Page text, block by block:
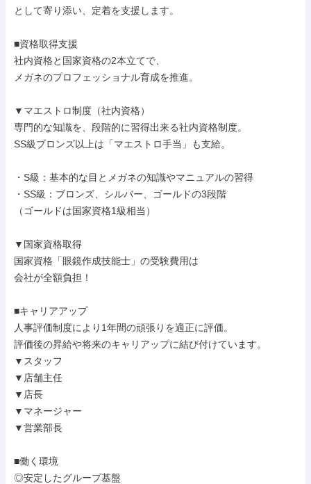
として寄り添い、定着を支援します。
■資格取得支援
社内資格と国家資格の2本立てで、
メガネのプロフェッショナル育成を推進。
▼マエストロ制度（社内資格）
専門的な知識を、段階的に習得出来る社内資格制度。
SS級ブロンズ以上は「マエストロ手当」も支給。
・S級：基本的な目とメガネの知識やマニュアルの習得
・SS級：ブロンズ、シルバー、ゴールドの3段階
（ゴールドは国家資格1級相当）
▼国家資格取得
国家資格「眼鏡作成技能士」の受験費用は
会社が全額負担！
■キャリアアップ
人事評価制度により1年間の頑張りを適正に評価。
評価後の昇給や将来のキャリアップに結び付けています。
▼スタッフ
▼店舗主任
▼店長
▼マネージャー
▼営業部長
■働く環境
◎安定したグループ基盤